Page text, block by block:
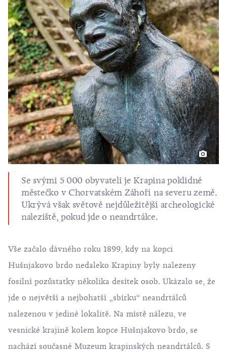
Se svými 5 000 obyvateli je Krapina poklidné
městečko v Chorvatském Záhoří na severu země.
Ukrývá však světově nejdůležitější archeologické
naleziště, pokud jde o neandrtálce.
Vše začalo dávného roku 1899, kdy na kopci
Hušnjakovo brdo nedaleko Krapiny byly nalezeny
fosilní pozůstatky několika desítek osob. Ukázalo se, že
jde o největší a nejbohatší „sbírku“ neandrtálců
nalezenou v jediné lokalitě. Na místě nálezu, ve
vesnické krajině kolem kopce Hušnjakovo brdo, se
nachází současné Muzeum krapinských neandrtálců. S